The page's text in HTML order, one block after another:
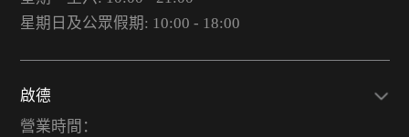
星期日及公眾假期: 10:00 - 18:00
啟德
營業時間：